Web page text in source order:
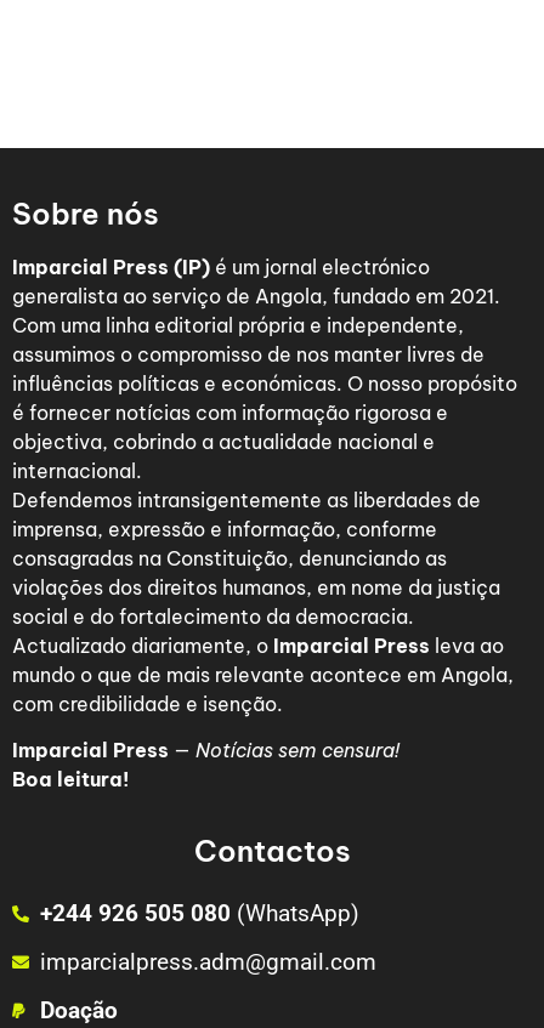
Sobre nós
Imparcial Press (IP) é um jornal electrónico
generalista ao serviço de Angola, fundado em 2021.
Com uma linha editorial própria e independente,
assumimos o compromisso de nos manter livres de
influências políticas e económicas. O nosso propósito
é fornecer notícias com informação rigorosa e
objectiva, cobrindo a actualidade nacional e
internacional.
Defendemos intransigentemente as liberdades de
imprensa, expressão e informação, conforme
consagradas na Constituição, denunciando as
violações dos direitos humanos, em nome da justiça
social e do fortalecimento da democracia.
Actualizado diariamente, o Imparcial Press leva ao
mundo o que de mais relevante acontece em Angola,
com credibilidade e isenção.
Imparcial Press — Notícias sem censura!
Boa leitura!
Contactos
+244 926 505 080 (WhatsApp)
imparcialpress.adm@gmail.com
Doação